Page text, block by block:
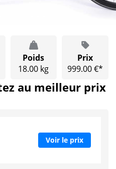
Poids
18.00 kg
Prix
999.00 €*
au meilleur prix
Voir le prix